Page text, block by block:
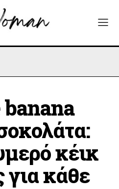
banana
κέικ
κάθε